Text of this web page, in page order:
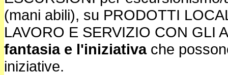
(mani abili), su PRODOTTI
LAVORO E SERVIZIO CON GLI
fantasia e l'iniziativache
iniziative.